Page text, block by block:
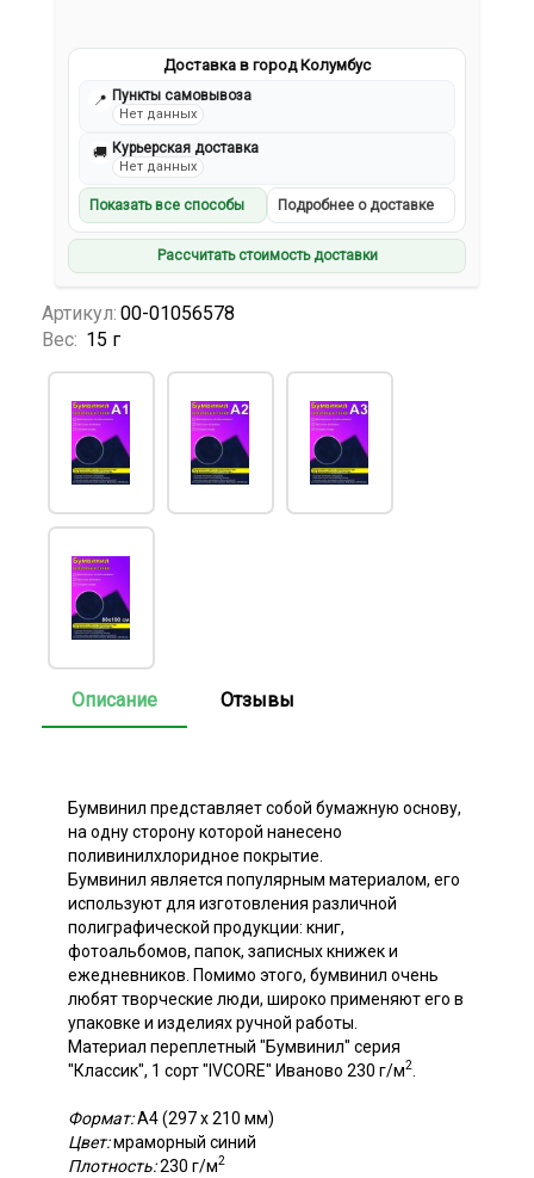
Доставка в город Колумбус
📍 Пункты самовывоза
Нет данных
🚚 Курьерская доставка
Нет данных
Показать все способы Подробнее о доставке
Рассчитать стоимость доставки
Артикул: 00-01056578
Вес: 15 г
Описание Отзывы
Бумвинил представляет собой бумажную основу,
на одну сторону которой нанесено
поливинилхлоридное покрытие.
Бумвинил является популярным материалом, его
используют для изготовления различной
полиграфической продукции: книг,
фотоальбомов, папок, записных книжек и
ежедневников. Помимо этого, бумвинил очень
любят творческие люди, широко применяют его в
упаковке и изделиях ручной работы.
Материал переплетный "Бумвинил" серия
"Классик", 1 сорт "IVCORE" Иваново 230 г/м2
Формат:А4 (297 х 210 мм)
Цвет:мраморный синий
Плотность:230 г/м2